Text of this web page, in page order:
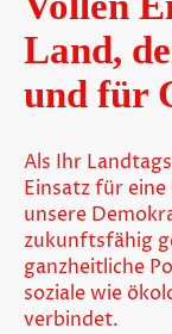
Land,
und für
Als Ihr
Einsatz für
unsere
zukunftsfähig
ganzheitliche
soziale wie
verbindet.